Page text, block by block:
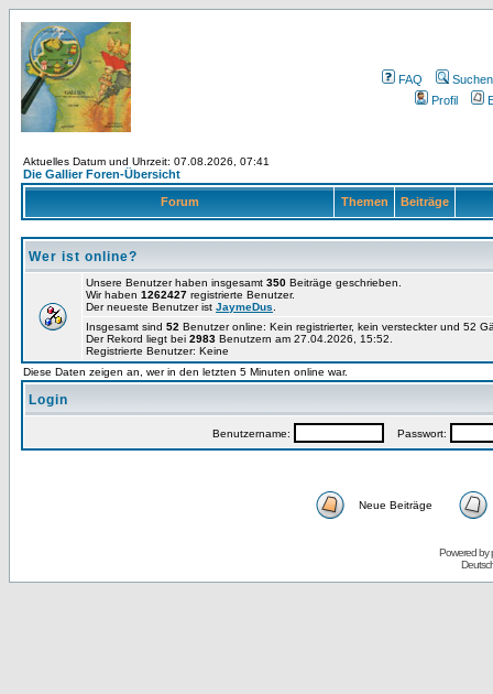
FAQ
Suchen
Profil
Aktuelles Datum und Uhrzeit: 07.08.2026, 07:41
Die Gallier Foren-Übersicht
Forum Themen Beiträge
Wer ist online?
Unsere Benutzer haben insgesamt 350 Beiträge geschrieben.
Wir haben 1262427 registrierte Benutzer.
Der neueste Benutzer ist JaymeDus
Insgesamt sind 52 Benutzer online: Kein registrierter, kein versteckter und 52
Der Rekord liegt bei 2983 Benutzern am 27.04.2026, 15:52.
Registrierte Benutzer: Keine
Diese Daten zeigen an, wer in den letzten 5 Minuten online war.
Login
Benutzername: Passwort:
Neue Beiträge
Powered by